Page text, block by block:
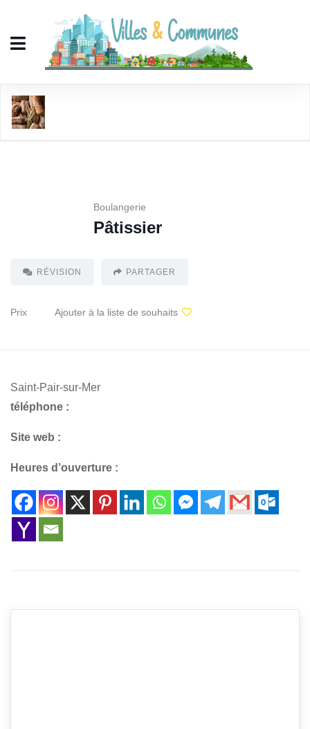
Boulangerie
Pâtissier
RÉVISION PARTAGER
Prix Ajouter à la liste de souhaits
Saint-Pair-sur-Mer
téléphone :
Site web :
Heures d’ouverture :